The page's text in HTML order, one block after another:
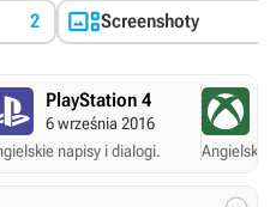
2 Screenshoty
PlayStation 4
6 września 2016
napisy i dialogi.
Angielskie